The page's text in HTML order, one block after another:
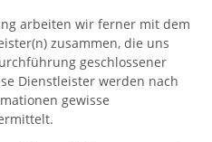
arbeiten wir ferner mit dem
zusammen, die uns
geschlossener
Dienstleister werden nach
gewisse